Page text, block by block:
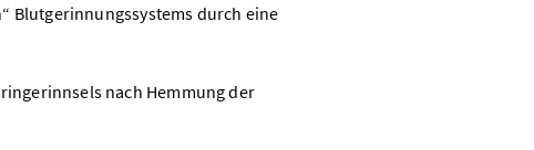
Blutgerinnungssystems durch eine
nach Hemmung der